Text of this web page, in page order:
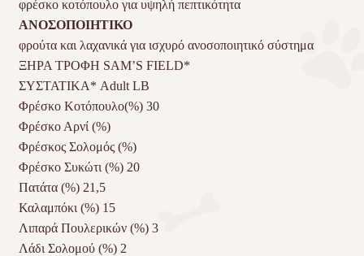
φρέσκο κοτόπουλο για υψηλή πεπτικότητα
ΑΝΟΣΟΠΟΙΗΤΙΚΟ
φρούτα και λαχανικά για ισχυρό ανοσοποιητικό σύστημα
ΞΗΡΑ ΤΡΟΦΗ SAM’S FIELD*
ΣΥΣΤΑΤΙΚΑ* Adult LB
Φρέσκο Κοτόπουλο(%) 30
Φρέσκο Αρνί (%)
Φρέσκος Σολομός (%)
Φρέσκο Συκώτι (%) 20
Πατάτα (%) 21,5
Καλαμπόκι (%) 15
Λιπαρά Πουλερικών (%) 3
Λάδι Σολομού (%) 2